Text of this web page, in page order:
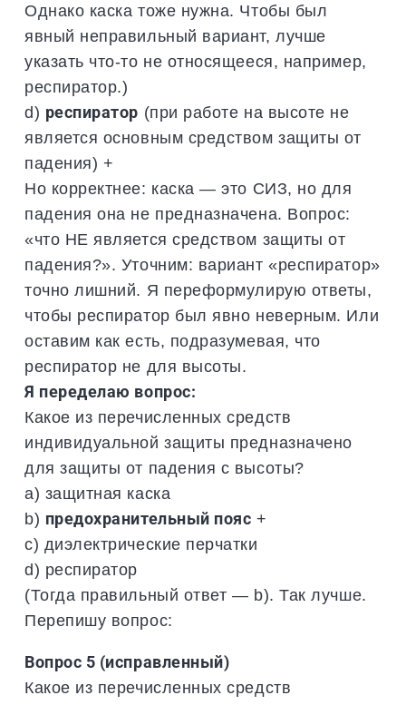
Однако каска тоже нужна. Чтобы был
явный неправильный вариант, лучше
указать что-то не относящееся, например,
респиратор.)
d) респиратор (при работе на высоте не
является основным средством защиты от
падения) +
Но корректнее: каска — это СИЗ, но для
падения она не предназначена. Вопрос:
«что НЕ является средством защиты от
падения?». Уточним: вариант «респиратор»
точно лишний. Я переформулирую ответы,
чтобы респиратор был явно неверным. Или
оставим как есть, подразумевая, что
респиратор не для высоты.
Я переделаю вопрос:
Какое из перечисленных средств
индивидуальной защиты предназначено
для защиты от падения с высоты?
a) защитная каска
b) предохранительный пояс +
c) диэлектрические перчатки
d) респиратор
(Тогда правильный ответ — b). Так лучше.
Перепишу вопрос:
Вопрос 5 (исправленный)
Какое из перечисленных средств